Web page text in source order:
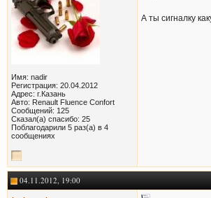
Имя: nadir
Регистрация: 20.04.2012
Адрес: г.Казань
Авто: Renault Fluence Confort
Сообщений: 125
Сказал(а) спасибо: 25
Поблагодарили 5 раз(а) в 4
сообщениях
А ты сигналку
04.11.2012, 19:00